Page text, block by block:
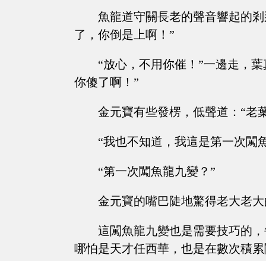
魚龍道守關長老的聲音響起的
了，你倒是上啊！”
“放心，不用你催！”一邊走，
你傻了啊！”
金元寶有些發楞，低聲道：“老
“我也不知道，我這是第一次闖
“第一次闖魚龍九變？”
金元寶的嘴巴陡地驚得老大老
這闖魚龍九變也是需要技巧的
哪怕是天才任西華，也是在數次積